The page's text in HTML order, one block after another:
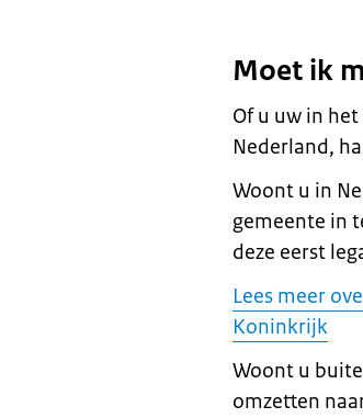
Moet ik
Of u uw in
Nederland,
Woont u in
gemeente in
deze eerst
Lees meer
Koninkrijk
Woont u
omzetten